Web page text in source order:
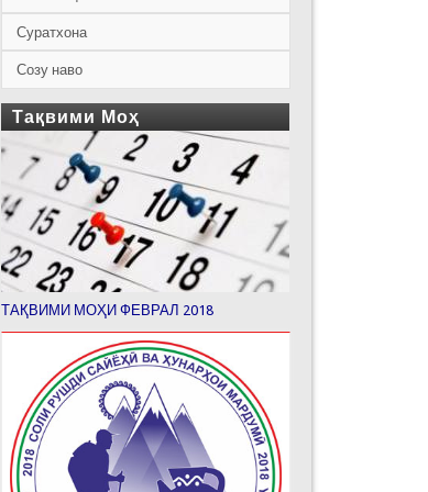
Суратхона
Созу наво
Тақвими Моҳ
ТАҚВИМИ МОҲИ ФЕВРАЛ 2018